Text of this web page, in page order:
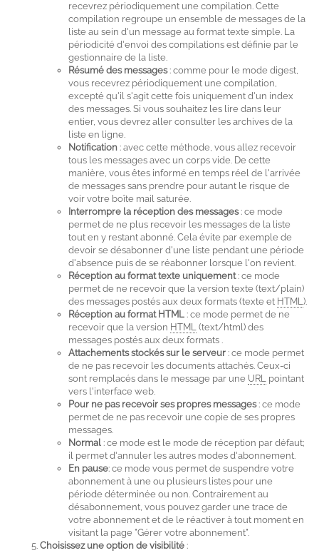
recevrez périodiquement une compilation. Cette
compilation regroupe un ensemble de messages de la
liste au sein d'un message au format texte simple. La
périodicité d'envoi des compilations est définie par le
gestionnaire de la liste.
Résumé des messages: comme pour le mode digest,
vous recevrez périodiquement une compilation,
excepté qu'il s'agit cette fois uniquement d'un index
des messages. Si vous souhaitez les lire dans leur
entier, vous devrez aller consulter les archives de la
liste en ligne.
Notification : avec cette méthode, vous allez recevoir
tous les messages avec un corps vide. De cette
manière, vous êtes informé en temps réel de l'arrivée
de messages sans prendre pour autant le risque de
voir votre boîte mail saturée.
Interrompre la réception des messages: ce mode
permet de ne plus recevoir les messages de la liste
tout en y restant abonné. Cela évite par exemple de
devoir se désabonner d'une liste pendant une période
d'absence puis de se réabonner lorsque l'on revient.
Réception au format texte uniquement: ce mode
permet de ne recevoir que la version texte (text/plain)
des messages postés aux deux formats (texte et HTML).
Réception au format HTML : ce mode permet de ne
recevoir que la version HTML (text/html) des
messages postés aux deux formats .
Attachements stockés sur le serveur : ce mode permet
de ne pas recevoir les documents attachés. Ceux-ci
sont remplacés dans le message par une URL pointant
vers l'interface web.
Pour ne pas recevoir ses propres messages: ce mode
permet de ne pas recevoir une copie de ses propres
messages.
Normal : ce mode est le mode de réception par défaut;
il permet d'annuler les autres modes d'abonnement.
En pause: ce mode vous permet de suspendre votre
abonnement à une ou plusieurs listes pour une
période déterminée ou non. Contrairement au
désabonnement, vous pouvez garder une trace de
votre abonnement et de le réactiver à tout moment en
visitant la page "Gérer votre abonnement".
Choisissez une option de visibilité :